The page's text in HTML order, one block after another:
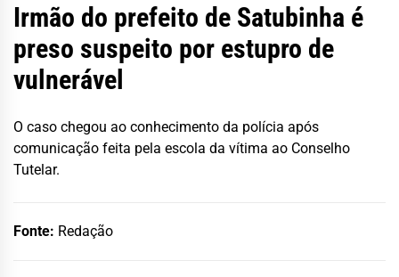
Irmão do prefeito de Satubinha é
preso suspeito por estupro de
vulnerável
O caso chegou ao conhecimento da polícia após
comunicação feita pela escola da vítima ao Conselho
Tutelar.
Fonte: Redação